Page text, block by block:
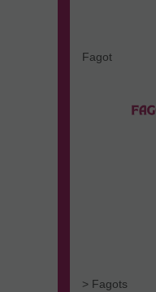
Fagot
> Fagots